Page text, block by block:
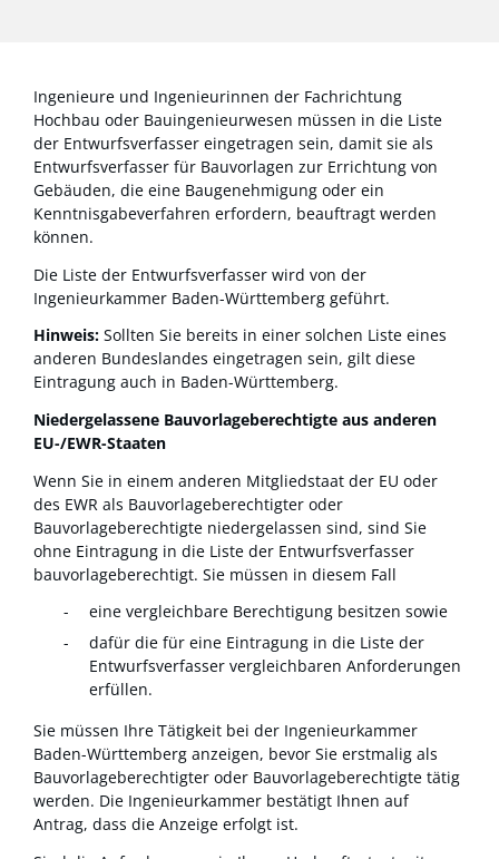
Ingenieure und Ingenieurinnen der Fachrichtung
Hochbau oder Bauingenieurwesen müssen in die Liste
der Entwurfsverfasser eingetragen sein, damit sie als
Entwurfsverfasser für Bauvorlagen zur Errichtung von
Gebäuden, die eine Baugenehmigung oder ein
Kenntnisgabeverfahren erfordern, beauftragt werden
können.
Die Liste der Entwurfsverfasser wird von der
Ingenieurkammer Baden-Württemberg geführt.
Hinweis: Sollten Sie bereits in einer solchen Liste eines
anderen Bundeslandes eingetragen sein, gilt diese
Eintragung auch in Baden-Württemberg.
Niedergelassene Bauvorlageberechtigte aus anderen
EU-/EWR-Staaten
Wenn Sie in einem anderen Mitgliedstaat der EU oder
des EWR als Bauvorlageberechtigter oder
Bauvorlageberechtigte niedergelassen sind, sind Sie
ohne Eintragung in die Liste der Entwurfsverfasser
bauvorlageberechtigt. Sie müssen in diesem Fall
eine vergleichbare Berechtigung besitzen sowie
dafür die für eine Eintragung in die Liste der
Entwurfsverfasser vergleichbaren Anforderungen
erfüllen.
Sie müssen Ihre Tätigkeit bei der Ingenieurkammer
Baden-Württemberg anzeigen, bevor Sie erstmalig als
Bauvorlageberechtigter oder Bauvorlageberechtigte tätig
werden. Die Ingenieurkammer bestätigt Ihnen auf
Antrag, dass die Anzeige erfolgt ist.